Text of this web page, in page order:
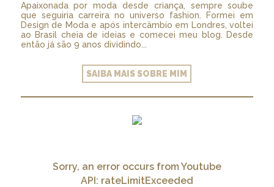
Apaixonada por moda desde criança, sempre soube
que seguiria carreira no universo fashion. Formei em
Design de Moda e após intercâmbio em Londres, voltei
ao Brasil cheia de ideias e comecei meu blog. Desde
então já são 9 anos dividindo...
SAIBA MAIS SOBRE MIM
Sorry, an error occurs from Youtube
API: rateLimitExceeded